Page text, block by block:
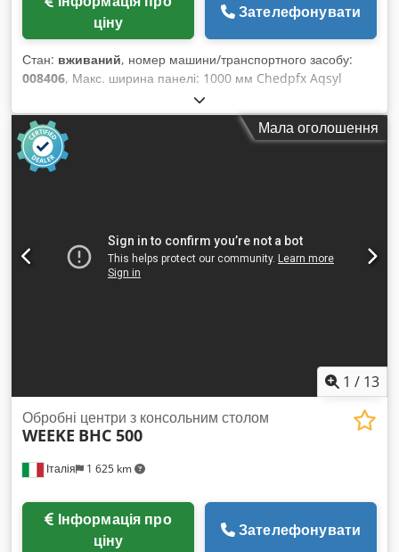
ціну
Зателефонувати
Стан: вживаний, номер машини/транспортного засобу:
008406, Макс. ширина панелі: 1000 мм Chedpfx Aqsyl
Ihxovoa Макс. довжина панелі: 2500 мм Кількість інжекторів:
12
Мала оголошення
1 / 13
Італія 1 625 km
Обробні центри з консольним столом
WEEKE BHC 500
ціну
Зателефонувати